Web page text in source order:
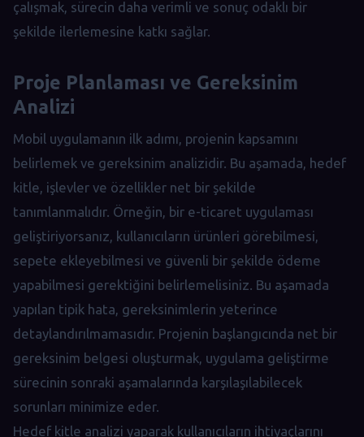
çalışmak, sürecin daha verimli ve sonuç odaklı bir
şekilde ilerlemesine katkı sağlar.
Proje Planlaması ve Gereksinim
Analizi
Mobil uygulamanın ilk adımı, projenin kapsamını
belirlemek ve gereksinim analizidir. Bu aşamada, hedef
kitle, işlevler ve özellikler net bir şekilde
tanımlanmalıdır. Örneğin, bir e-ticaret uygulaması
geliştiriyorsanız, kullanıcıların ürünleri görebilmesi,
sepete ekleyebilmesi ve güvenli bir şekilde ödeme
yapabilmesi gerektiğini belirlemelisiniz. Bu aşamada
yapılan tipik hata, gereksinimlerin yeterince
detaylandırılmamasıdır. Projenin başlangıcında net bir
gereksinim belgesi oluşturmak, uygulama geliştirme
sürecinin sonraki aşamalarında karşılaşılabilecek
sorunları minimize eder.
Hedef kitle analizi yaparak kullanıcıların ihtiyaçlarını